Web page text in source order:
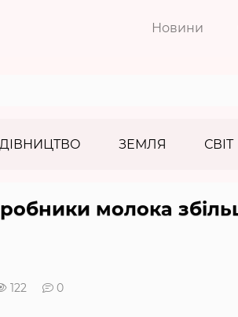
Новини
ЗЕМЛЯ СВІТ
молока
122 0